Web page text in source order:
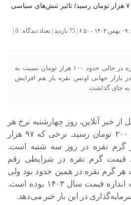
0
اکو ایران: قیمت هر گرم نقره در حالی حدود ۱۰۰ هزار تومان نسبت به
بازار جهانی اونس نقره باز هم افزایش
به جای گذاشت.
از خبر آنلاین، روز چهارشنبه نرخ هر
گرم نقره به ۷۱۶ هزار و ۲۰۰ تومان رسید. نرخی که ۹۷ هزار
گرم نقره در روز سه شنبه است.
تومانی قیمت گرم نقره در شرایطی رقم
هر گرم نقره در همین حدود بود ولی
امسال نوسانات روزانه به اندازه قیمت سال ۱۴۰۳ بوده است.
در این بار خبر می‌دهد.